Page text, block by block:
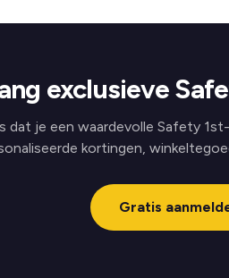
exclusieve
dat je een waardevolle Safety
kortingen,
Gratis